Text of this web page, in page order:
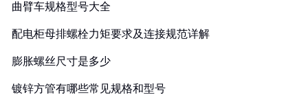
曲臂车规格型号大全
配电柜母排螺栓力矩要求及连接规范详解
膨胀螺丝尺寸是多少
镀锌方管有哪些常见规格和型号